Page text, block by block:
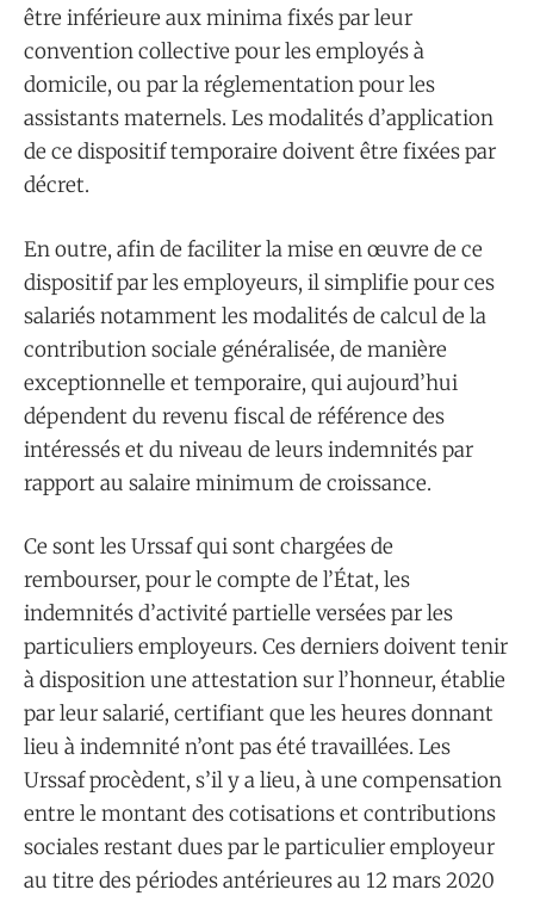
être inférieure aux minima fixés par leur
convention collective pour les employés à
domicile, ou par la réglementation pour les
assistants maternels. Les modalités d’application
de ce dispositif temporaire doivent être fixées par
décret.
En outre, afin de faciliter la mise en œuvre de ce
dispositif par les employeurs, il simplifie pour ces
salariés notamment les modalités de calcul de la
contribution sociale généralisée, de manière
exceptionnelle et temporaire, qui aujourd’hui
dépendent du revenu fiscal de référence des
intéressés et du niveau de leurs indemnités par
rapport au salaire minimum de croissance.
Ce sont les Urssaf qui sont chargées de
rembourser, pour le compte de l’État, les
indemnités d’activité partielle versées par les
particuliers employeurs. Ces derniers doivent tenir
à disposition une attestation sur l’honneur, établie
par leur salarié, certifiant que les heures donnant
lieu à indemnité n’ont pas été travaillées. Les
Urssaf procèdent, s’il y a lieu, à une compensation
entre le montant des cotisations et contributions
sociales restant dues par le particulier employeur
au titre des périodes antérieures au 12 mars 2020